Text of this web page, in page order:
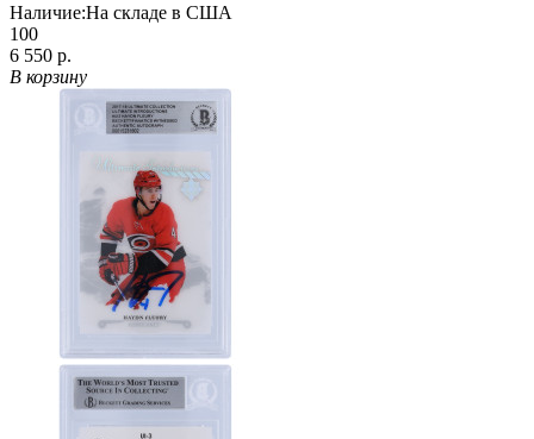
Наличие:На складе в США
100
6 550 р.
В корзину